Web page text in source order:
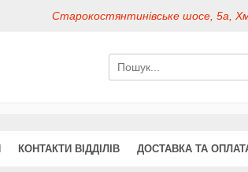
Старокостянтинівське шосе, 5а,
КОНТАКТИ ВІДДІЛІВ ДОСТАВКА ТА